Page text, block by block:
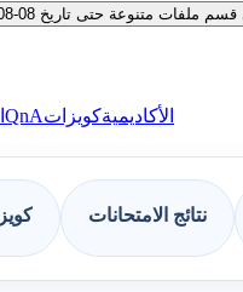
متنوعة حتى تاريخ 08-08-2026
الأكاديميةكويزاتQnA
نتائج الامتحانات